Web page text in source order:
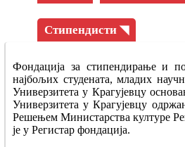
Стипендисти ◥
Фондација за стипендирање и
најбољих студената, младих
Универзитета у Крагујевцу
Универзитета у Крагујевцу
Решењем Министарства културе
је у Регистар фондација.